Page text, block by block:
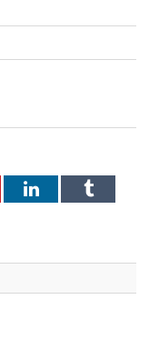
LinkedInTumblr